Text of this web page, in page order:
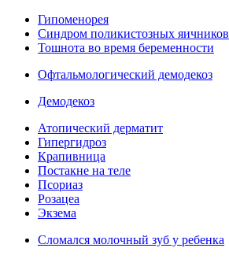
Гипоменорея
Синдром поликистозных яичников
Тошнота во время беременности
Офтальмологический демодекоз
Демодекоз
Атопический дерматит
Гипергидроз
Крапивница
Постакне на теле
Псориаз
Розацеа
Экзема
Сломался молочный зуб у ребенка